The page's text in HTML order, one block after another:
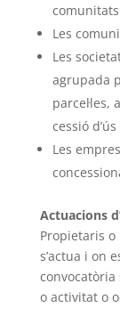
Les
Les
agrupada
cessió
Les
Actuacions
Propietaris o
s’actua i on
o activitat o